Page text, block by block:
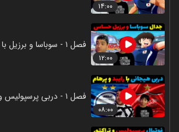
۱۴:۰۰
۱۲:۰۰
فصل ۱ - سوباسا و برزیل با رایبد
۰۸:۰۰
فصل ۱ - دربی پرسپولیس و استقلال هیجانی